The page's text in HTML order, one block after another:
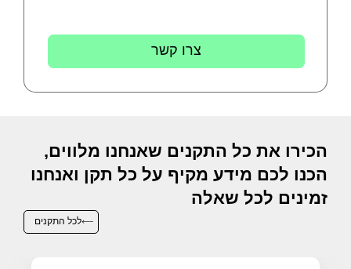
צרו קשר
הכירו את כל התקנים שאנחנו מלווים,
הכנו לכם מידע מקיף על כל תקן ואנחנו
זמינים לכל שאלה
לכל התקנים